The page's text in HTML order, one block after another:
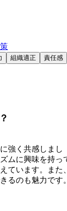
組織適正
責任感
強く共感しまし
ムに興味を持っ
ています。また
るのも魅力です